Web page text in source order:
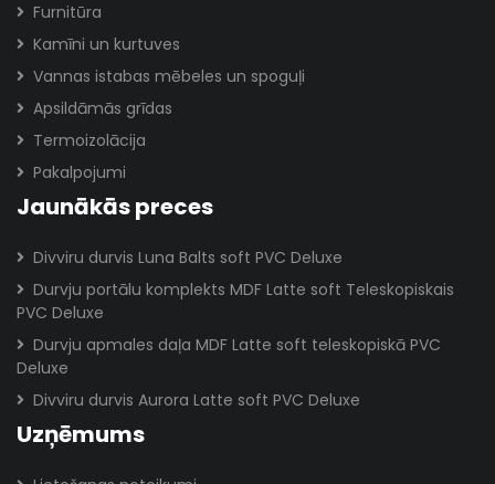
Furnitūra
Kamīni un kurtuves
Vannas istabas mēbeles un spoguļi
Apsildāmās grīdas
Termoizolācija
Pakalpojumi
Jaunākās preces
Divviru durvis Luna Balts soft PVC Deluxe
Durvju portālu komplekts MDF Latte soft Teleskopiskais
PVC Deluxe
Durvju apmales daļa MDF Latte soft teleskopiskā PVC
Deluxe
Divviru durvis Aurora Latte soft PVC Deluxe
Uzņēmums